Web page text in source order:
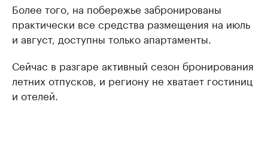
Более того, на побережье забронированы
практически все средства размещения на июль
и август, доступны только апартаменты.
Сейчас в разгаре активный сезон бронирования
летних отпусков, и региону не хватает гостиниц
и отелей.